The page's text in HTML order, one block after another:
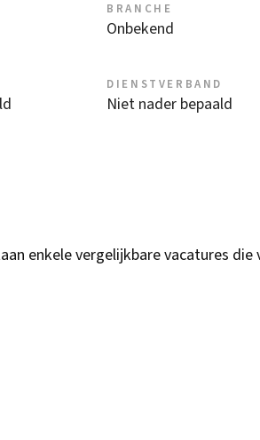
BRANCHE
Onbekend
DIENSTVERBAND
Niet nader bepaald
enkele vergelijkbare vacatures